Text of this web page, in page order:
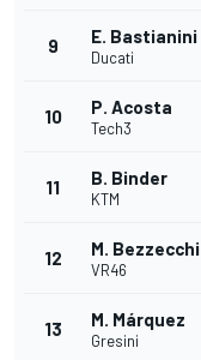
9 E. Bastianini
Ducati
10 P. Acosta
Tech3
11 B. Binder
KTM
12 M. Bezzecchi
VR46
13 M. Márquez
Gresini